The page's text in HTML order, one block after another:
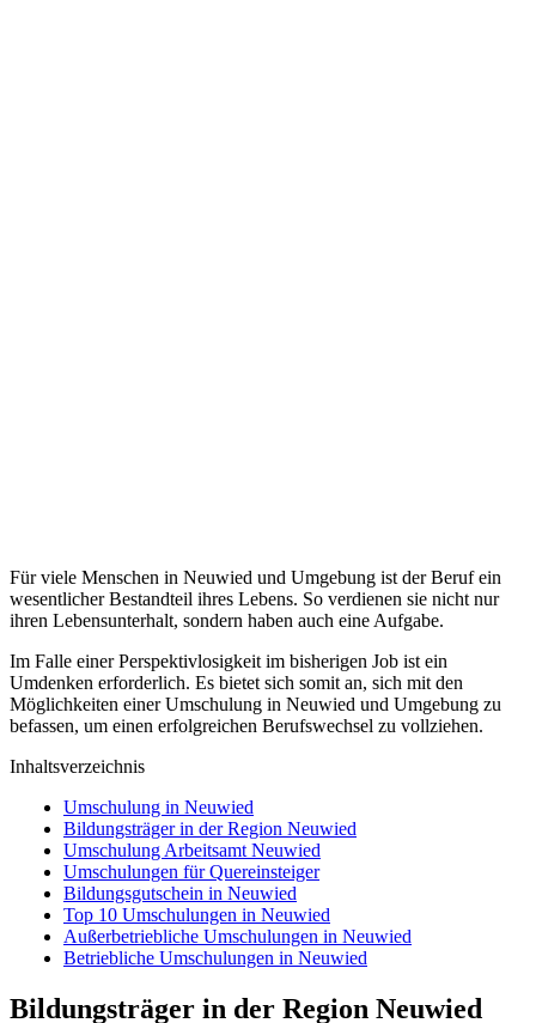
Für viele Menschen in Neuwied und Umgebung ist der Beruf ein
wesentlicher Bestandteil ihres Lebens. So verdienen sie nicht nur
ihren Lebensunterhalt, sondern haben auch eine Aufgabe.
Im Falle einer Perspektivlosigkeit im bisherigen Job ist ein
Umdenken erforderlich. Es bietet sich somit an, sich mit den
Möglichkeiten einer Umschulung in Neuwied und Umgebung zu
befassen, um einen erfolgreichen Berufswechsel zu vollziehen.
Inhaltsverzeichnis
Umschulung in Neuwied
Bildungsträger in der Region Neuwied
Umschulung Arbeitsamt Neuwied
Umschulungen für Quereinsteiger
Bildungsgutschein in Neuwied
Top 10 Umschulungen in Neuwied
Außerbetriebliche Umschulungen in Neuwied
Betriebliche Umschulungen in Neuwied
Bildungsträger in der Region Neuwied